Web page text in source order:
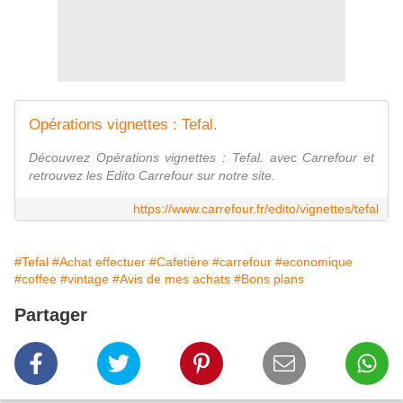
Opérations vignettes : Tefal.
Découvrez Opérations vignettes : Tefal. avec Carrefour et
retrouvez les Edito Carrefour sur notre site.
https://www.carrefour.fr/edito/vignettes/tefal
#Tefal #Achat effectuer #Cafetière #carrefour #economique
#coffee #vintage #Avis de mes achats #Bons plans
Partager